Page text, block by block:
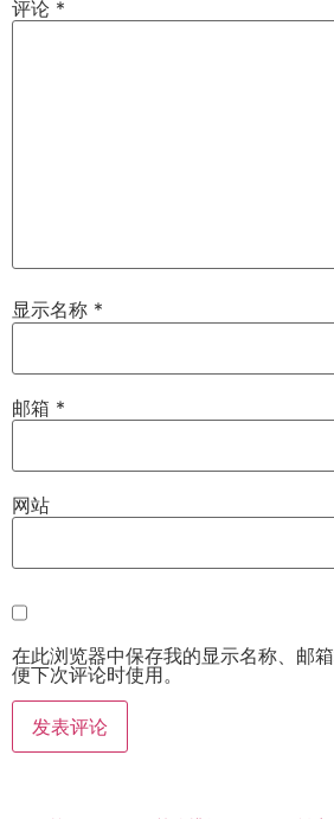
评论 *
显示名称 *
邮箱 *
网站
在此浏览器中保存我的显示名称、邮
便下次评论时使用。